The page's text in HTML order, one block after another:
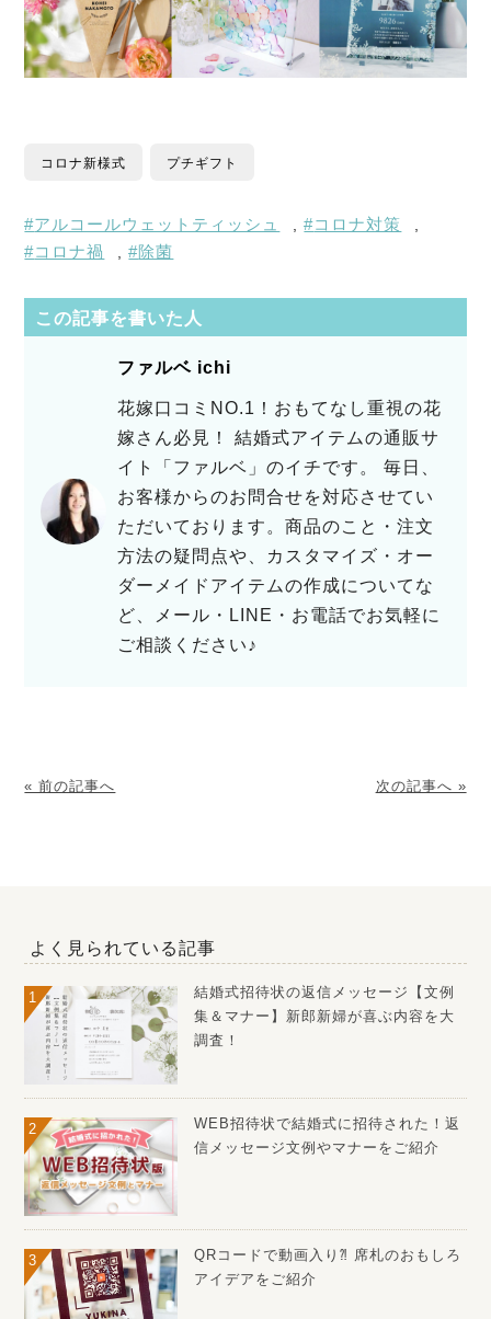
コロナ新様式 プチギフト
アルコールウェットティッシュ , コロナ対策
コロナ禍 , 除菌
この記事を書いた人
ファルベ ichi
花嫁口コミNO.1！おもてなし重視の花
嫁さん必見！ 結婚式アイテムの通販サ
イト「ファルベ」のイチです。 毎日、
お客様からのお問合せを対応させてい
ただいております。商品のこと・注文
方法の疑問点や、カスタマイズ・オー
ダーメイドアイテムの作成についてな
ど、メール・LINE・お電話でお気軽に
ご相談ください♪
« 前の記事へ 次の記事へ »
よく見られている記事
結婚式招待状の返信メッセージ【文例
集＆マナー】新郎新婦が喜ぶ内容を大
調査！
WEB招待状で結婚式に招待された！返
信メッセージ文例やマナーをご紹介
QRコードで動画入り⁈ 席札のおもしろ
アイデアをご紹介